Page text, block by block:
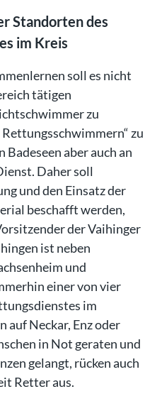
Standorten des
im Kreis
soll es nicht
tätigen
zu
zu
Badeseen aber auch an
Daher soll
und den Einsatz der
beschafft werden,
der Vaihinger
ist neben
und
einer von vier
im
auf Neckar, Enz oder
in Not geraten und
gelangt, rücken auch
Retter aus.